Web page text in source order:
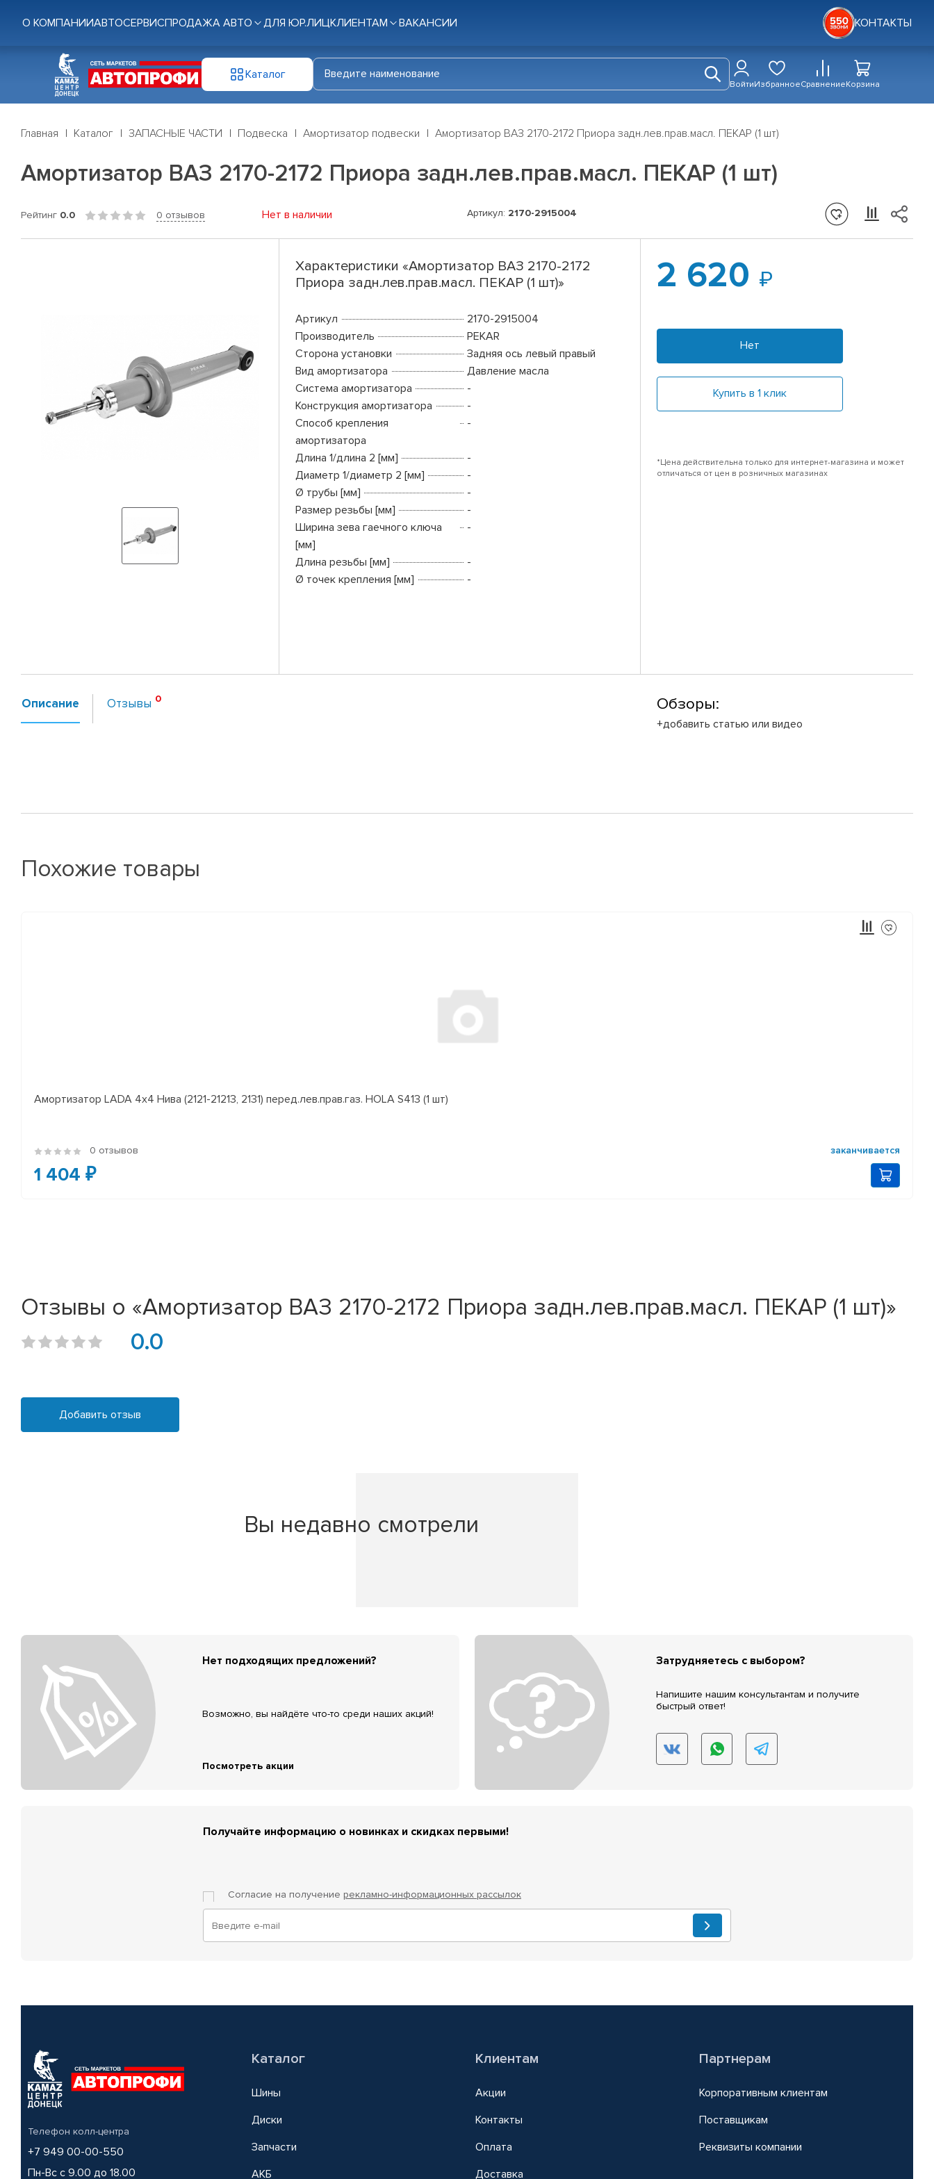
О КОМПАНИИАВТОСЕРВИСПРОДАЖА АВТО ДЛЯ ЮР.ЛИЦКЛИЕНТАМ ВАКАНСИИ КОНТАКТЫ
Каталог
ВойтиИзбранноеСравнениеКорзина
Главная Каталог ЗАПАСНЫЕ ЧАСТИ Подвеска Амортизатор подвески Амортизатор ВАЗ 2170-2172 Приора задн.лев.прав.масл. ПЕКАР (1 шт)
Амортизатор ВАЗ 2170-2172 Приора задн.лев.прав.масл. ПЕКАР (1 шт)
Рейтинг 0.0 0 отзывов Нет в наличии Артикул: 2170-2915004
Характеристики «Амортизатор ВАЗ 2170-2172
Приора задн.лев.прав.масл. ПЕКАР (1 шт)»
Артикул
2170-2915004
Производитель
PEKAR
Сторона установки
Задняя ось левый правый
Вид амортизатора
Давление масла
Система амортизатора
-
Конструкция амортизатора
-
Способ крепления
амортизатора
-
Длина 1/длина 2 [мм]
-
Диаметр 1/диаметр 2 [мм]
-
Ø трубы [мм]
-
Размер резьбы [мм]
-
Ширина зева гаечного ключа
[мм]
-
Длина резьбы [мм]
-
Ø точек крепления [мм]
-
2 620
Нет
Купить в 1 клик
*Цена действительна только для интернет-магазина и может
отличаться от цен в розничных магазинах
Описание Отзывы Обзоры:
+добавить статью или видео
Похожие товары
Амортизатор LADA 4x4 Нива (2121-21213, 2131) перед.лев.прав.газ. HOLA S413 (1 шт)
0 отзывов заканчивается
1 404 ₽
Отзывы о «Амортизатор ВАЗ 2170-2172 Приора задн.лев.прав.масл. ПЕКАР (1 шт)»
0.0
Добавить отзыв
Вы недавно смотрели
Нет подходящих предложений?
Возможно, вы найдёте что-то среди наших акций!
Посмотреть акции
Затрудняетесь с выбором?
Напишите нашим консультантам и получите
быстрый ответ!
Получайте информацию о новинках и скидках первыми!
Согласие на получение рекламно-информационных рассылок
Телефон колл-центра
+7 949 00-00-550
Пн-Вс с 9.00 до 18.00
Каталог
Шины
Диски
Запчасти
АКБ
Клиентам
Акции
Контакты
Оплата
Доставка
Партнерам
Корпоративным клиентам
Поставщикам
Реквизиты компании